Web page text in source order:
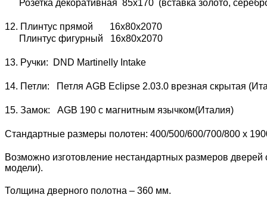
Розетка декоративная 85х170 (вставка золото,
12. Плинтус прямой 16х80х2070
Плинтус фигурный 16х80х2070
13. Ручки: DND Martinelly Intake
14. Петли: Петля AGB Eclipse 2.03.0 врезная скрытая
15. Замок: AGB 190 с магнитным язычком(Италия)
Стандартные размеры полотен: 400/500/600/700/800 x
Возможно изготовление нестандартных размеров
модели).
Толщина дверного полотна – 360 мм.